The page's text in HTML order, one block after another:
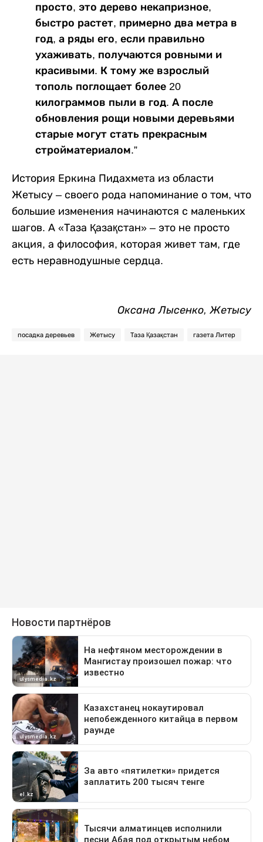
просто, это дерево некапризное,
быстро растет, примерно два метра в
год, а ряды его, если правильно
ухаживать, получаются ровными и
красивыми. К тому же взрослый
тополь поглощает более 20
килограммов пыли в год. А после
обновления рощи новыми деревьями
старые могут стать прекрасным
стройматериалом.”
История Еркина Пидахмета из области
Жетысу – своего рода напоминание о том, что
большие изменения начинаются с маленьких
шагов. А «Таза Қазақстан» – это не просто
акция, а философия, которая живет там, где
есть неравнодушные сердца.
Оксана Лысенко, Жетысу
посадка деревьев Жетысу Таза Қазақстан газета Литер